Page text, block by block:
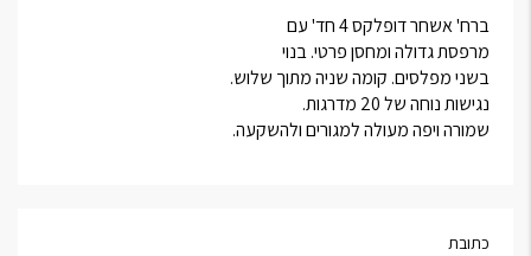
ברח' אשחר דופלקס 4 חד' עם
מרפסת גדולה ומחסן פרטי. בנוי
בשני מפלסים. קומה שניה מתוך שלוש.
נגישות נוחה של 20 מדרגות.
שמורה ויפה מעולה למגורים ולהשקעה.
כתובת